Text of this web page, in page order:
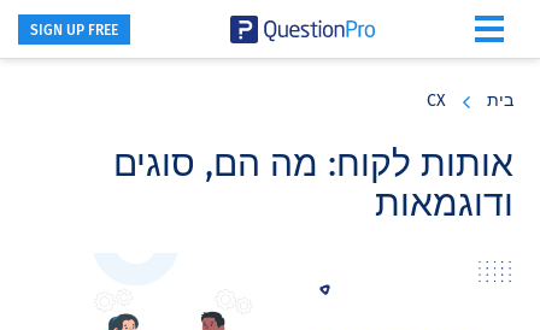
SIGN UP FREE
בית CX
אותות לקוח: מה הם, סוגים
ודוגמאות